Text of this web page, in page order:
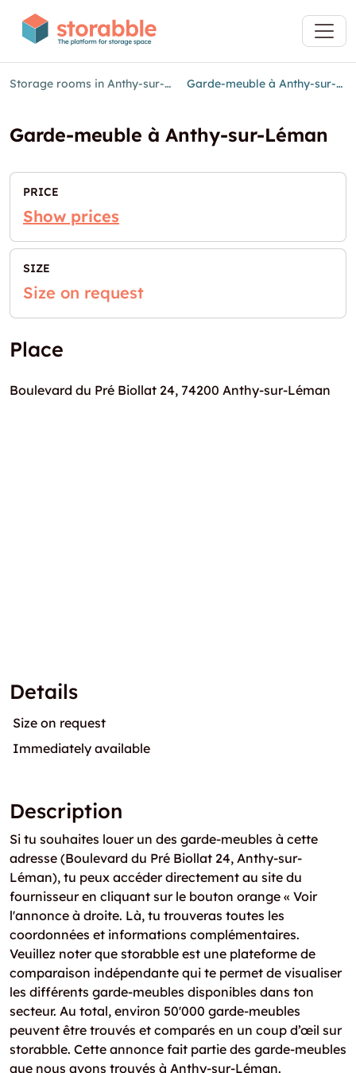
Storage rooms in Anthy-sur-Léman Garde-meuble à Anthy-sur-Léman
Garde-meuble à Anthy-sur-Léman
PRICE
Show prices
SIZE
Size on request
Place
Boulevard du Pré Biollat 24, 74200 Anthy-sur-Léman
Details
Size on request
Immediately available
Description
Si tu souhaites louer un des garde-meubles à cette
adresse (Boulevard du Pré Biollat 24, Anthy-sur-
Léman), tu peux accéder directement au site du
fournisseur en cliquant sur le bouton orange « Voir
l'annonce à droite. Là, tu trouveras toutes les
coordonnées et informations complémentaires.
Veuillez noter que storabble est une plateforme de
comparaison indépendante qui te permet de visualiser
les différents garde-meubles disponibles dans ton
secteur. Au total, environ 50'000 garde-meubles
peuvent être trouvés et comparés en un coup d’œil sur
storabble. Cette annonce fait partie des garde-meubles
que nous avons trouvés à Anthy-sur-Léman.